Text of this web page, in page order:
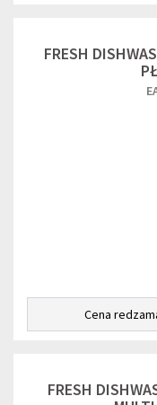
FRESH
Cena
FRESH